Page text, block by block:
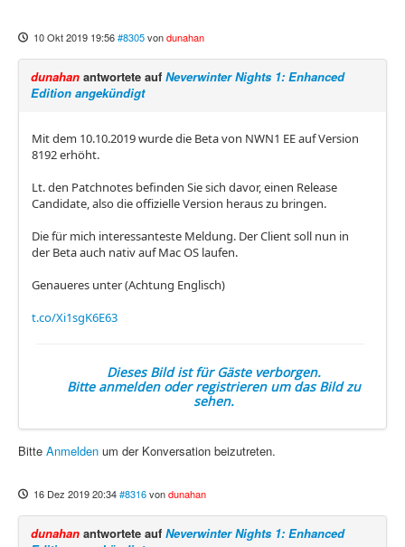
10 Okt 2019 19:56#8305vondunahan
dunahan antwortete auf Neverwinter Nights 1: Enhanced
Edition angekündigt
Mit dem 10.10.2019 wurde die Beta von NWN1 EE auf Version
8192 erhöht.
Lt. den Patchnotes befinden Sie sich davor, einen Release
Candidate, also die offizielle Version heraus zu bringen.
Die für mich interessanteste Meldung. Der Client soll nun in
der Beta auch nativ auf Mac OS laufen.
Genaueres unter (Achtung Englisch)
t.co/Xi1sgK6E63
Dieses Bild ist für Gäste verborgen.
Bitte anmelden oder registrieren um das Bild zu
sehen.
Bitte Anmelden um der Konversation beizutreten.
16 Dez 2019 20:34#8316vondunahan
dunahan antwortete auf Neverwinter Nights 1: Enhanced